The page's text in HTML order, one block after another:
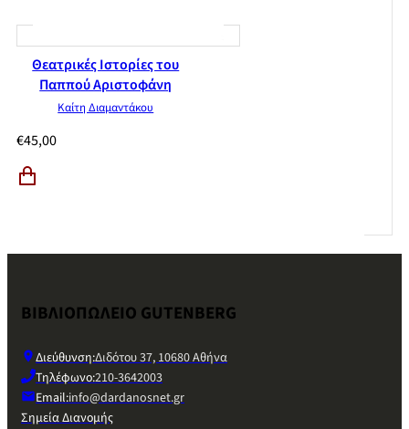
Θεατρικές Ιστορίες του
Παππού Αριστοφάνη
Καίτη Διαμαντάκου
€45,00
ΒΙΒΛΙΟΠΩΛΕΙΟ GUTENBERG
Διεύθυνση:Διδότου 37, 10680 Αθήνα
Τηλέφωνο:210-3642003
Email:info@dardanosnet.gr
Σημεία Διανομής